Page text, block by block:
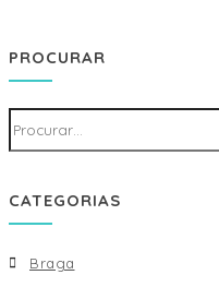
PROCURAR
CATEGORIAS
Braga